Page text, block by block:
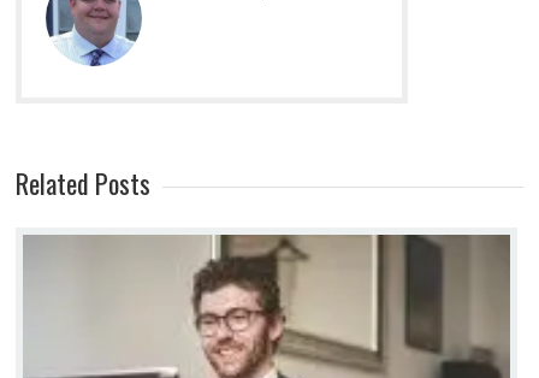
Related Posts